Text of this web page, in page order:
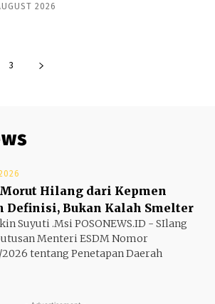
2026
3
Hilang dari Kepmen
Definisi, Bukan Kalah Smelter
Suyuti .Msi POSONEWS.ID - SIlang
Menteri ESDM Nomor
2026 tentang Penetapan Daerah